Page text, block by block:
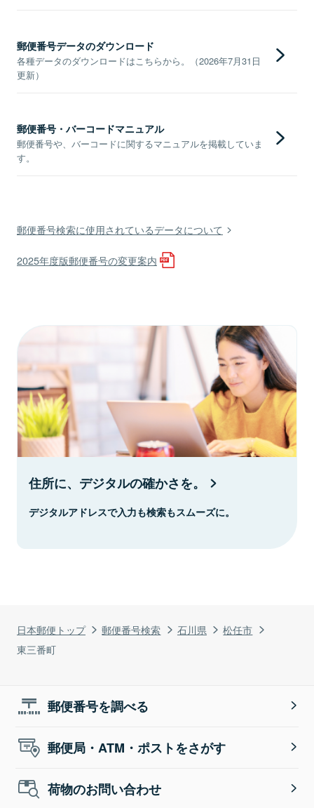
日本郵便トップ 郵便番号検索 石川県
松任市
東三番町
郵便番号データのダウンロード
各種データのダウンロードはこちらから。（2026年7月31日
更新）
郵便番号・バーコードマニュアル
郵便番号や、バーコードに関するマニュアルを掲載していま
す。
郵便番号検索に使用されているデータについて
2025年度版郵便番号の変更案内
住所に、デジタルの確かさを。
デジタルアドレスで入力も検索もスムーズに。
郵便番号を調べる
郵便局・ATM・ポストをさがす
荷物のお問い合わせ